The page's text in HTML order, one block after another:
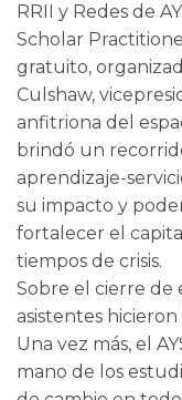
RRII y Redes de
Scholar
gratuito,
Culshaw,
anfitriona del
brindó un
aprendizaje-
su impacto y
fortalecer el
tiempos de crisis.
Sobre el cierre de
asistentes
Una vez más, el
mano de los